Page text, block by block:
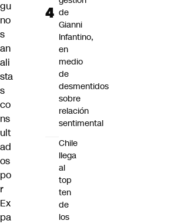
gu
no
s
an
ali
sta
s
co
ns
ult
ad
os
po
r
Ex
pa
de
Gianni
Infantino,
en
medio
de
desmentidos
sobre
relación
sentimental
Chile
llega
al
top
ten
de
los